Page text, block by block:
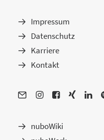
Impressum
Datenschutz
Karriere
Kontakt
nuboWiki